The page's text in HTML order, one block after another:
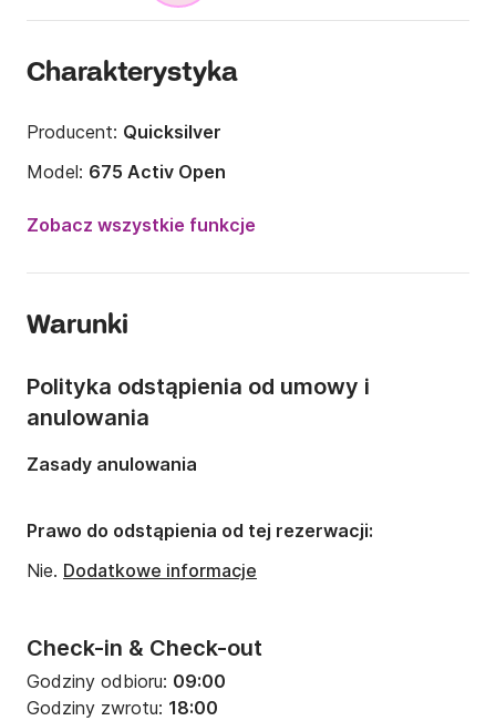
Charakterystyka
Producent: Quicksilver
Model: 675 Activ Open
150KM
Liczba osób:
Liczba koi:2
Zobacz wszystkie funkcje
Warunki
Check-in & Check-out
Godziny odbioru: 09:00
Godziny zwrotu: 18:00
Polityka odstąpienia od umowy i
anulowania
Zasady anulowania
Prawo do odstąpienia od tej rezerwacji:
Nie. Dodatkowe informacje